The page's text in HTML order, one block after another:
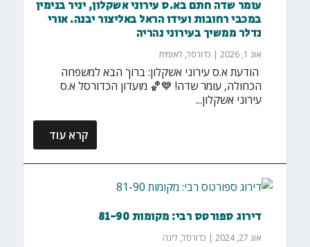
עומר שדה חתם בא.ס עירוני אשקלון, יניר בנימין
במכבי רחובות ועידו הראל באליצור יבנה. אורי
נדלר ממשיך בעירוני נהריה
אוג 1, 2026 | כדורסל, לאומית
הודעת א.ס עירוני אשקלון: ברוך הבא למשפחה
הכחולה, עומר שדה! 💙🏀 מועדון הכדורסל א.ס
עירוני אשקלון...
קרא עוד
דירוג ספורטס רבי: מקומות 81-90
אוג 27, 2024 | כדורסל, ליגה